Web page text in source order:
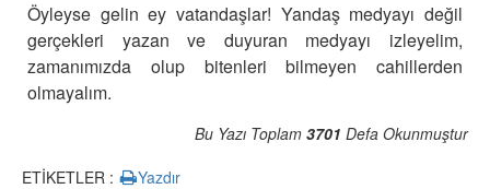
Öyleyse gelin ey vatandaşlar! Yandaş medyayı değil
gerçekleri yazan ve duyuran medyayı izleyelim,
zamanımızda olup bitenleri bilmeyen cahillerden
olmayalım.
Bu Yazı Toplam 3701 Defa Okunmuştur
ETİKETLER :
Yazdır